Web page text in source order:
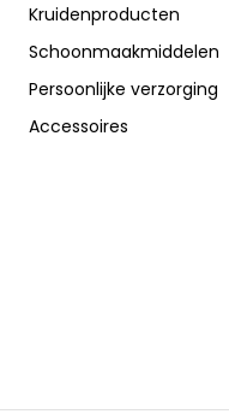
Kruidenproducten
Schoonmaakmiddelen
Persoonlijke verzorging
Accessoires